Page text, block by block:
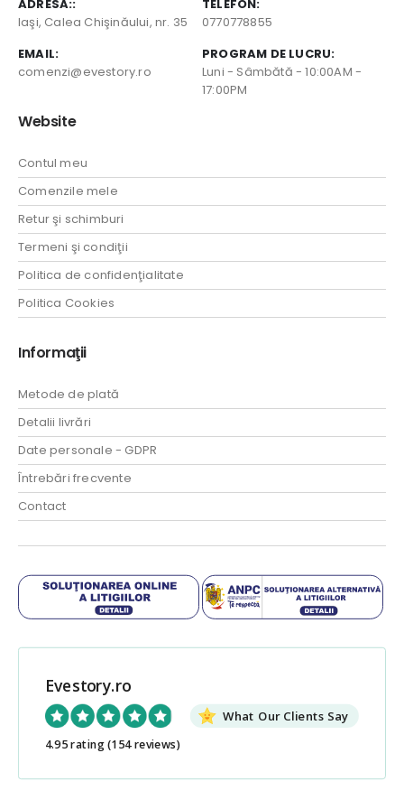
ADRESA::
Iaşi, Calea Chişinăului, nr. 35
TELEFON:
0770778855
EMAIL:
comenzi@evestory.ro
PROGRAM DE LUCRU:
Luni - Sâmbătă - 10:00AM -
17:00PM
Website
Contul meu
Comenzile mele
Retur şi schimburi
Termeni şi condiţii
Politica de confidenţialitate
Politica Cookies
Informaţii
Metode de plată
Detalii livrări
Date personale - GDPR
Întrebări frecvente
Contact
Evestory.ro
What Our Clients Say
4.95 rating(154 reviews)